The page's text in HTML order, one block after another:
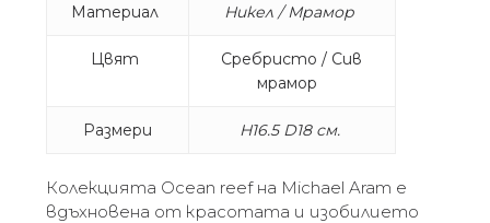
Материал Никел / Мрамор
Цвят
Сребристо / Сив
мрамор
Размери H16.5 D18 см.
Колекцията Ocean reef на Michael Aram е
вдъхновена от красотата и изобилието